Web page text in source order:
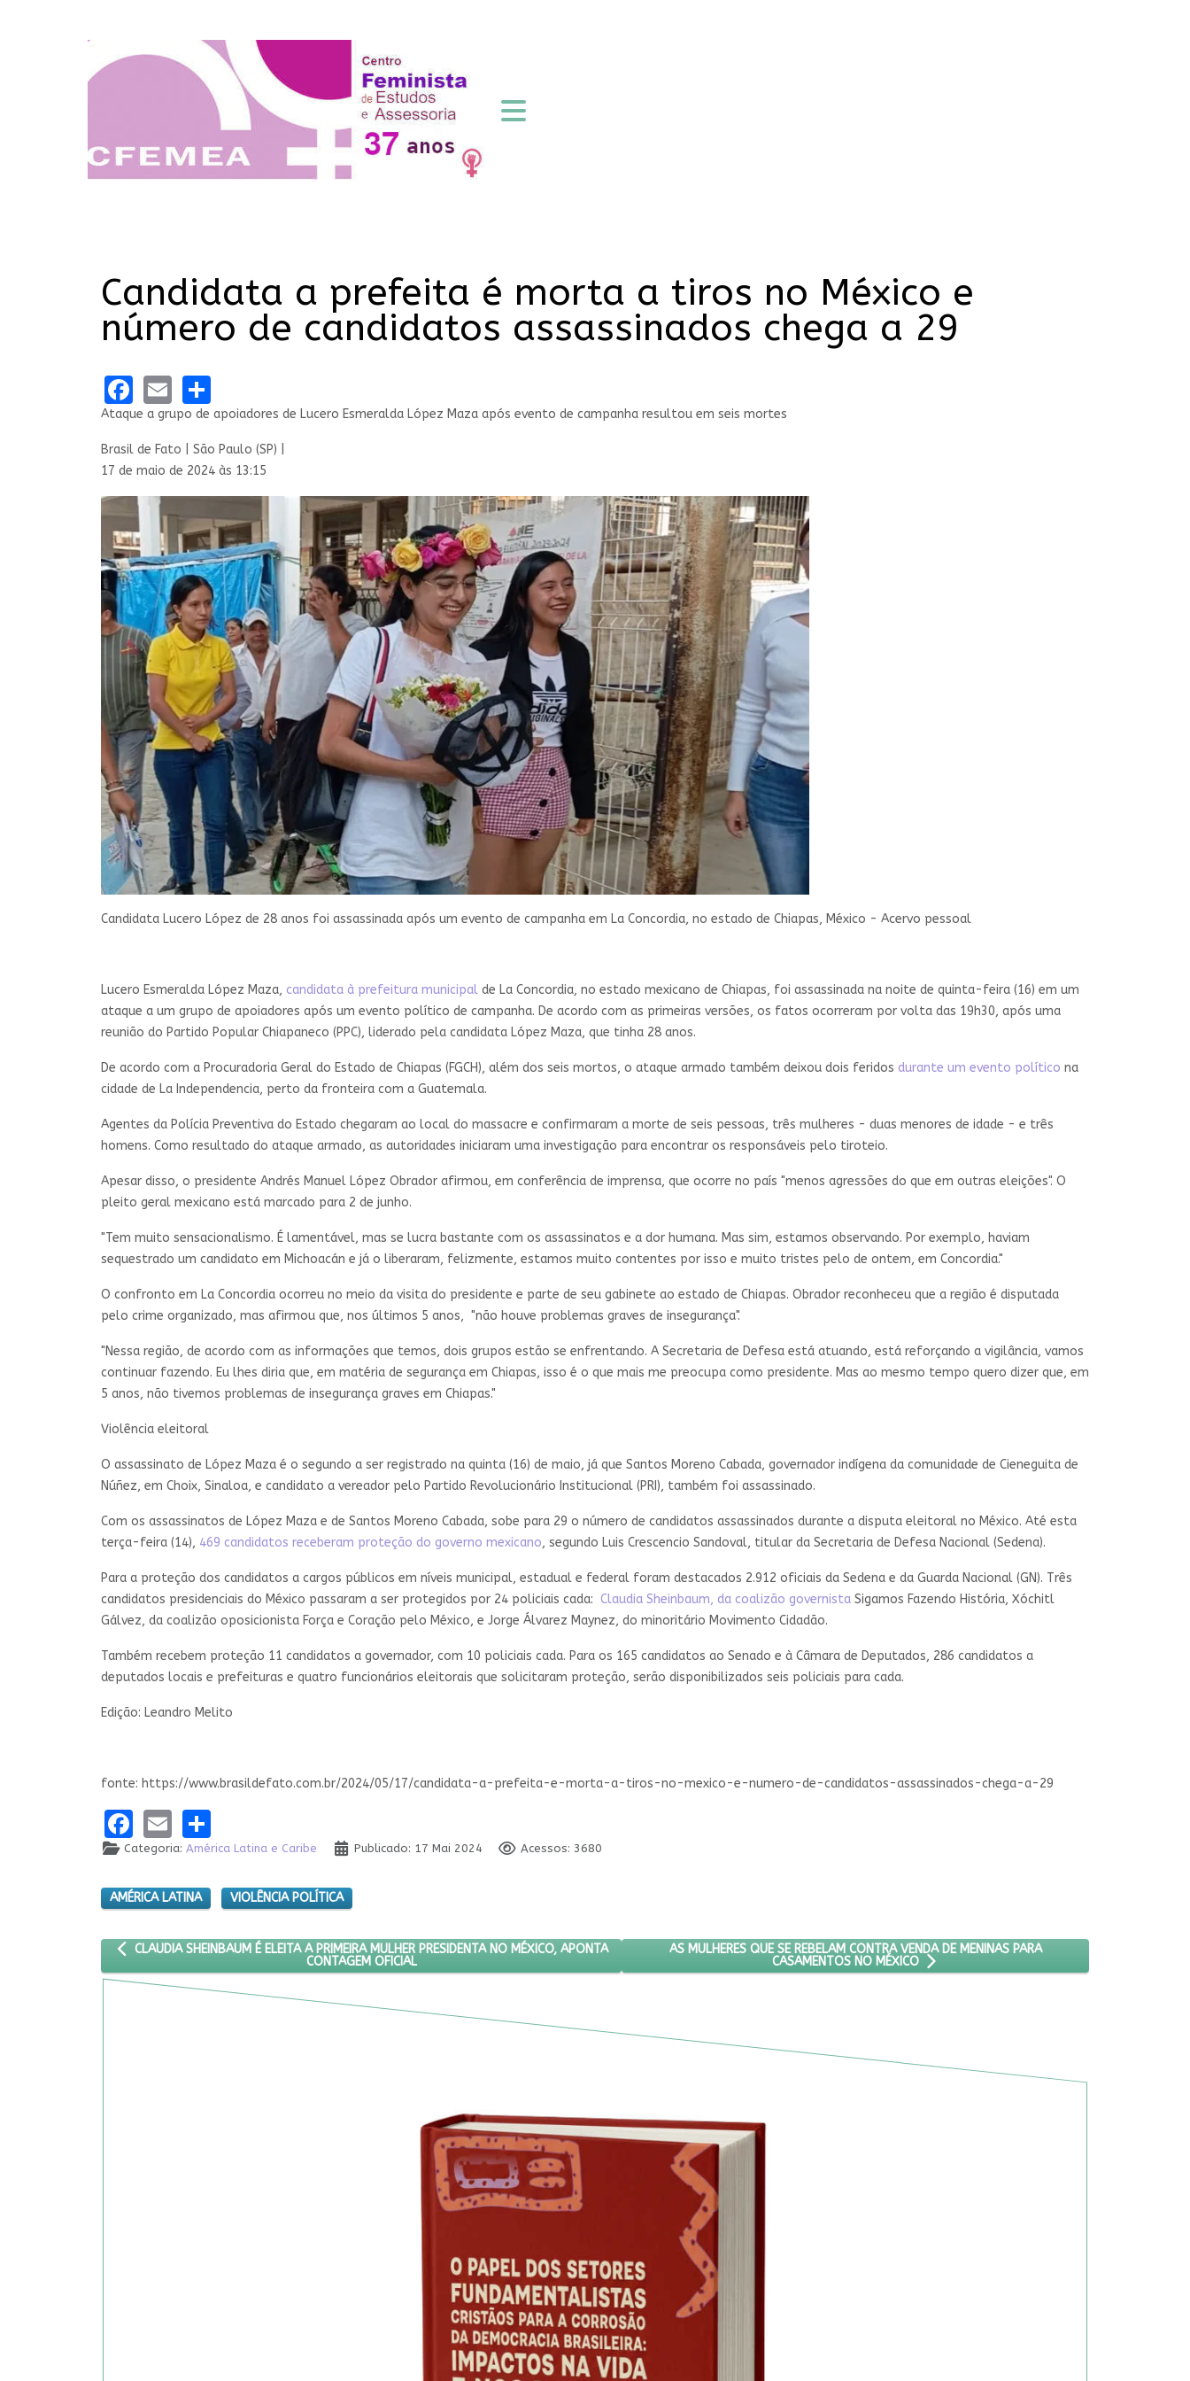
Candidata a prefeita é morta a tiros no México e
número de candidatos assassinados chega a 29
Facebook
Email
Ataque a grupo de apoiadores de Lucero Esmeralda López Maza após evento de campanha resultou em seis mortes
Brasil de Fato | São Paulo (SP) |
17 de maio de 2024 às 13:15
Candidata Lucero López de 28 anos foi assassinada após um evento de campanha em La Concordia, no estado de Chiapas, México - Acervo pessoal
Lucero Esmeralda López Maza, candidata à prefeitura municipal de La Concordia, no estado mexicano de Chiapas, foi assassinada na noite de quinta-feira (16) em um
ataque a um grupo de apoiadores após um evento político de campanha. De acordo com as primeiras versões, os fatos ocorreram por volta das 19h30, após uma
reunião do Partido Popular Chiapaneco (PPC), liderado pela candidata López Maza, que tinha 28 anos.
De acordo com a Procuradoria Geral do Estado de Chiapas (FGCH), além dos seis mortos, o ataque armado também deixou dois feridos durante um evento político na
cidade de La Independencia, perto da fronteira com a Guatemala.
Agentes da Polícia Preventiva do Estado chegaram ao local do massacre e confirmaram a morte de seis pessoas, três mulheres - duas menores de idade - e três
homens. Como resultado do ataque armado, as autoridades iniciaram uma investigação para encontrar os responsáveis pelo tiroteio.
Apesar disso, o presidente Andrés Manuel López Obrador afirmou, em conferência de imprensa, que ocorre no país "menos agressões do que em outras eleições". O
pleito geral mexicano está marcado para 2 de junho.
"Tem muito sensacionalismo. É lamentável, mas se lucra bastante com os assassinatos e a dor humana. Mas sim, estamos observando. Por exemplo, haviam
sequestrado um candidato em Michoacán e já o liberaram, felizmente, estamos muito contentes por isso e muito tristes pelo de ontem, em Concordia."
O confronto em La Concordia ocorreu no meio da visita do presidente e parte de seu gabinete ao estado de Chiapas. Obrador reconheceu que a região é disputada
pelo crime organizado, mas afirmou que, nos últimos 5 anos, "não houve problemas graves de insegurança".
"Nessa região, de acordo com as informações que temos, dois grupos estão se enfrentando. A Secretaria de Defesa está atuando, está reforçando a vigilância, vamos
continuar fazendo. Eu lhes diria que, em matéria de segurança em Chiapas, isso é o que mais me preocupa como presidente. Mas ao mesmo tempo quero dizer que, em
5 anos, não tivemos problemas de insegurança graves em Chiapas."
Violência eleitoral
O assassinato de López Maza é o segundo a ser registrado na quinta (16) de maio, já que Santos Moreno Cabada, governador indígena da comunidade de Cieneguita de
Núñez, em Choix, Sinaloa, e candidato a vereador pelo Partido Revolucionário Institucional (PRI), também foi assassinado.
Com os assassinatos de López Maza e de Santos Moreno Cabada, sobe para 29 o número de candidatos assassinados durante a disputa eleitoral no México. Até esta
terça-feira (14), 469 candidatos receberam proteção do governo mexicano, segundo Luis Crescencio Sandoval, titular da Secretaria de Defesa Nacional (Sedena).
Para a proteção dos candidatos a cargos públicos em níveis municipal, estadual e federal foram destacados 2.912 oficiais da Sedena e da Guarda Nacional (GN). Três
candidatos presidenciais do México passaram a ser protegidos por 24 policiais cada: Claudia Sheinbaum, da coalizão governista Sigamos Fazendo História, Xóchitl
Gálvez, da coalizão oposicionista Força e Coração pelo México, e Jorge Álvarez Maynez, do minoritário Movimento Cidadão.
Também recebem proteção 11 candidatos a governador, com 10 policiais cada. Para os 165 candidatos ao Senado e à Câmara de Deputados, 286 candidatos a
deputados locais e prefeituras e quatro funcionários eleitorais que solicitaram proteção, serão disponibilizados seis policiais para cada.
Edição: Leandro Melito
fonte: https://www.brasildefato.com.br/2024/05/17/candidata-a-prefeita-e-morta-a-tiros-no-mexico-e-numero-de-candidatos-assassinados-chega-a-29
Facebook
Email
Categoria:América Latina e Caribe Publicado: 17 Mai 2024 Acessos: 3680
AMÉRICA LATINA VIOLÊNCIA POLÍTICA
ARTIGO ANTERIOR: CLAUDIA SHEINBAUM É ELEITA A PRIMEIRA MULHER PRESIDENTA NO MÉXICO, APONTA CONTAGEM OFICIAL
CLAUDIA SHEINBAUM É ELEITA A PRIMEIRA MULHER PRESIDENTA NO MÉXICO, APONTA
CONTAGEM OFICIAL
PRÓXIMO ARTIGO: AS MULHERES QUE SE REBELAM CONTRA VENDA DE MENINAS PARA
AS MULHERES QUE SE REBELAM CONTRA VENDA DE MENINAS PARA
CASAMENTOS NO MÉXICO